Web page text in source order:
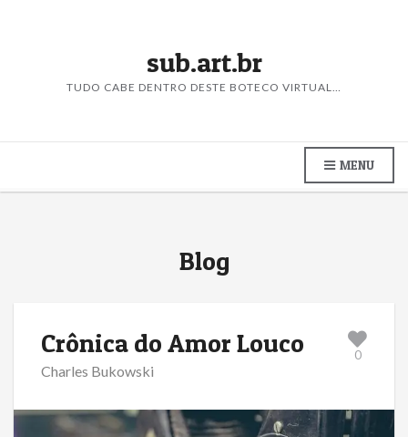
sub.art.br
TUDO CABE DENTRO DESTE BOTECO VIRTUAL…
MENU
Blog
Crônica do Amor Louco 0
Charles Bukowski